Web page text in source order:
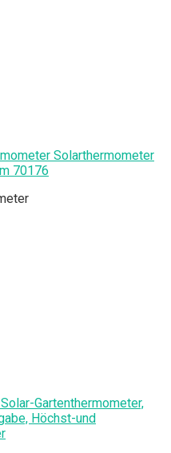
Solarthermometer
70176
Gartenthermometer,
Höchst-und